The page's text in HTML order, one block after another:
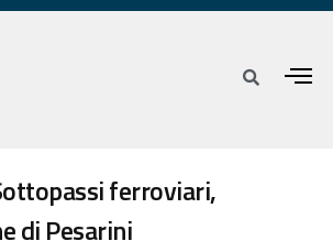
ferroviari,
di Pesarini